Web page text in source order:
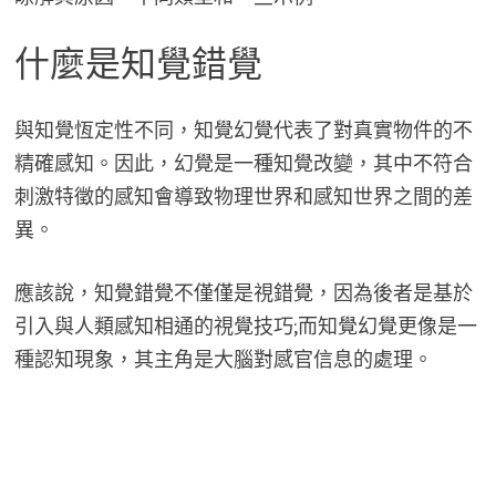
什麼是知覺錯覺
與知覺恆定性不同，知覺幻覺代表了對真實物件的不
精確感知。因此，幻覺是一種知覺改變，其中不符合
刺激特徵的感知會導致物理世界和感知世界之間的差
異。
應該說，知覺錯覺不僅僅是視錯覺，因為後者是基於
引入與人類感知相通的視覺技巧;而知覺幻覺更像是一
種認知現象，其主角是大腦對感官信息的處理。